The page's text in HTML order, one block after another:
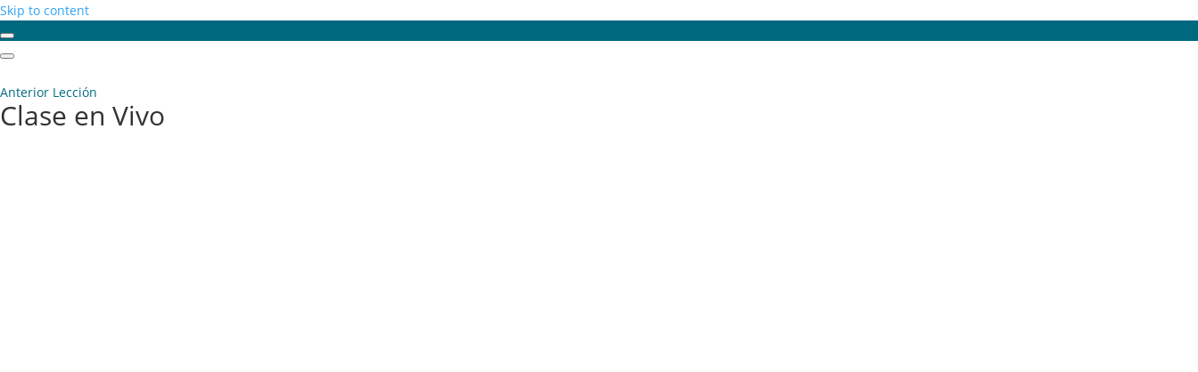
Skip to content
Anterior Lección
Clase en Vivo